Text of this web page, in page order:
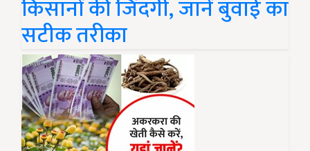
किसानों की जिंदगी, जानें बुवाई का
सटीक तरीका